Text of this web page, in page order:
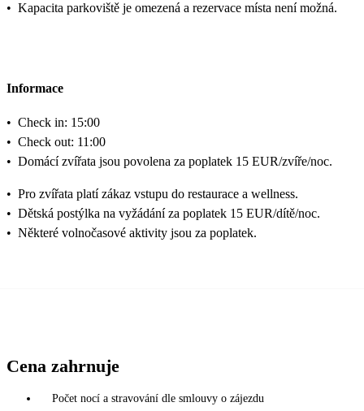
• Kapacita parkoviště je omezená a rezervace místa není možná.
Informace
• Check in: 15:00
• Check out: 11:00
• Domácí zvířata jsou povolena za poplatek 15 EUR/zvíře/noc.
• Pro zvířata platí zákaz vstupu do restaurace a wellness.
• Dětská postýlka na vyžádání za poplatek 15 EUR/dítě/noc.
• Některé volnočasové aktivity jsou za poplatek.
Cena zahrnuje
Počet nocí a stravování dle smlouvy o zájezdu